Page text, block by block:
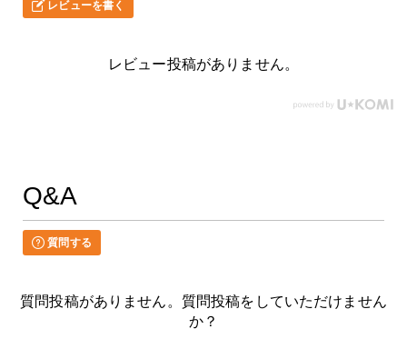
レビューを書く
レビュー投稿がありません。
Q&A
質問する
質問投稿がありません。質問投稿をしていただけません
か？